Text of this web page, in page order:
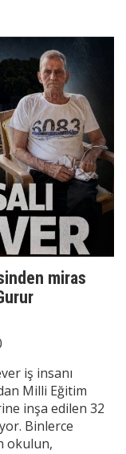
miras
iş insanı
Milli Eğitim
inşa edilen 32
Binlerce
okulun,